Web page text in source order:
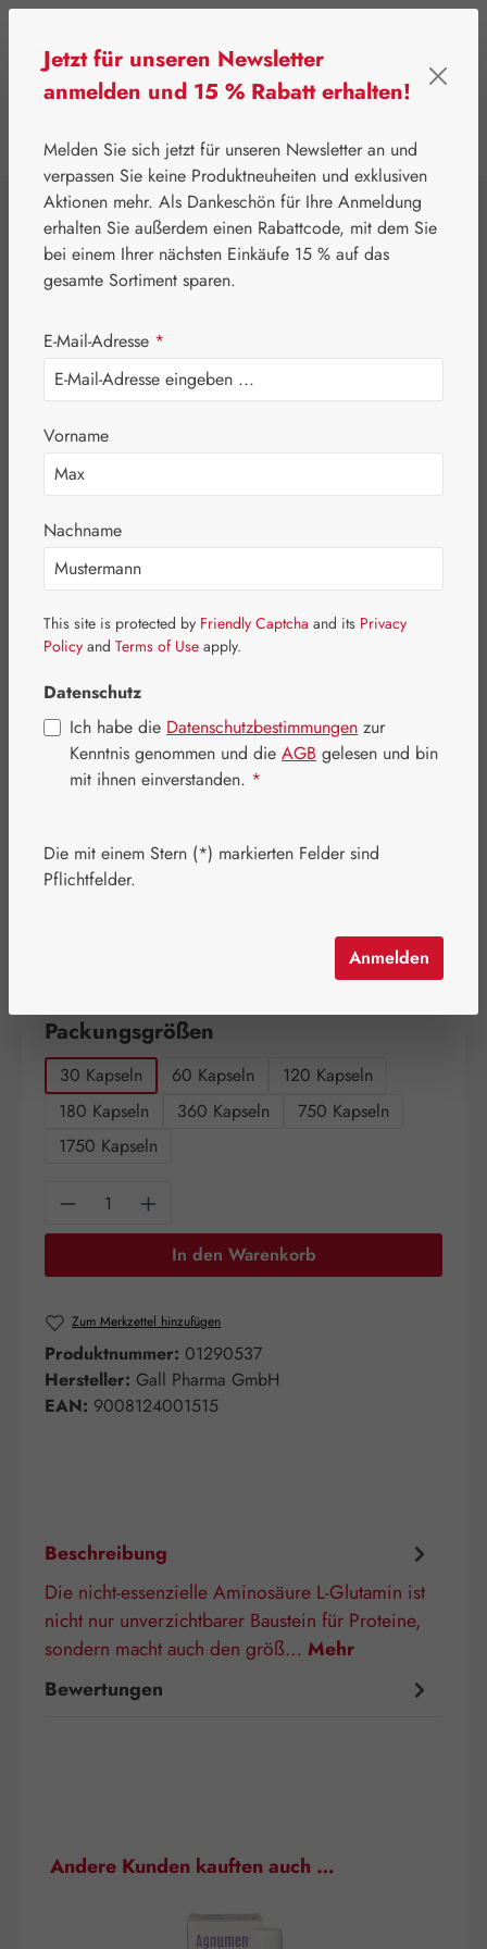
⌂ Gall Pharma Aminosäuren
L-Glutamin 500 mg
GPH Kapseln
Bildergalerie überspringen
Regulärer Preis:
16,30 €
Inhalt:0.017 Kilogramm
Packungsgrößen
30 Kapseln 60 Kapseln
120 Kapseln
180 Kapseln
360 Kapseln
750 Kapseln
1750 Kapseln
Produkt Anzahl: Gib den gewünschten
In den Warenkorb
Zum Merkzettel hinzufügen
Produktnummer: 01290537
Hersteller: Gall Pharma GmbH
EAN: 9008124001515
Beschreibung
Die nicht-essenzielle Aminosäure L-Glutamin ist
nicht nur unverzichtbarer Baustein für Proteine,
sondern macht auch den größ… Mehr
Bewertungen
Produktgalerie überspringen
Andere Kunden kauften auch …
Jetzt für unseren Newsletter
anmelden und 15 % Rabatt erhalten!
Melden Sie sich jetzt für unseren Newsletter an und
verpassen Sie keine Produktneuheiten und exklusiven
Aktionen mehr. Als Dankeschön für Ihre Anmeldung
erhalten Sie außerdem einen Rabattcode, mit dem Sie
bei einem Ihrer nächsten Einkäufe 15 % auf das
gesamte Sortiment sparen.
E-Mail-Adresse *
Vorname
Nachname
This site is protected by Friendly Captcha and its Privacy
Policy and Terms of Use apply.
Datenschutz
Ich habe die Datenschutzbestimmungen zur
Kenntnis genommen und die AGB gelesen und bin
mit ihnen einverstanden. *
Die mit einem Stern (*) markierten Felder sind
Pflichtfelder.
Anmelden